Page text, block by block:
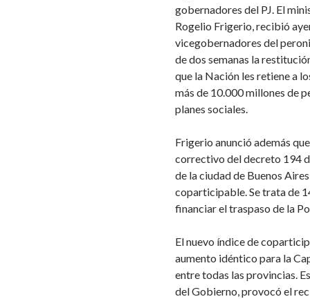
gobernadores del PJ. El
Rogelio Frigerio, recibió
vicegobernadores del
de dos semanas la
que la Nación les retiene a
más de 10.000 millones de
planes sociales.
Frigerio anunció además
correctivo del decreto 194
de la ciudad de Buenos
coparticipable. Se trata de
financiar el traspaso de la
El nuevo índice de
aumento idéntico para la
entre todas las provincias.
del Gobierno, provocó el